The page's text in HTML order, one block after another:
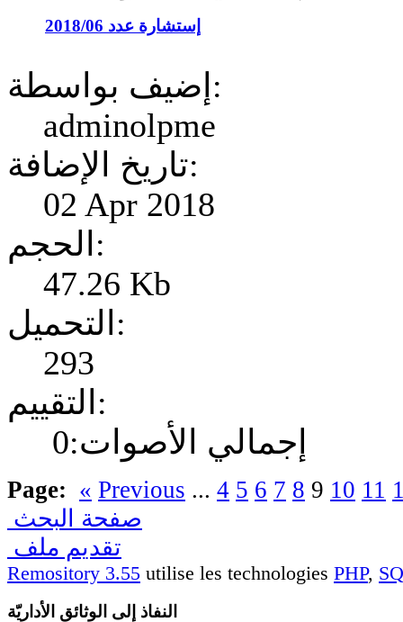
إستشارة عدد 2018/06
إضيف بواسطة:
adminolpme
تاريخ الإضافة:
02 Apr 2018
الحجم:
47.26 Kb
التحميل:
293
التقييم:
إجمالي الأصوات:0
Page: « Previous ... 4 5 6 7 8 9 10 11
صفحة البحث
تقديم ملف
Remository 3.55 utilise les technologies PHP,
النفاذ إلى الوثائق الأداريّة